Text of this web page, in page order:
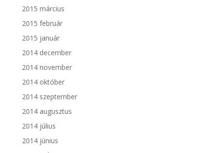
2015 március
2015 február
2015 január
2014 december
2014 november
2014 október
2014 szeptember
2014 augusztus
2014 július
2014 június